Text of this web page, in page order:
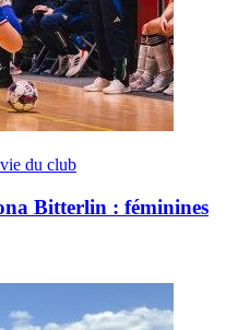
du club
Bitterlin : féminines